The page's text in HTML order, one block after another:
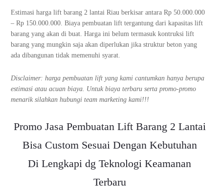
Estimasi harga lift barang 2 lantai Riau berkisar antara Rp 50.000.000
– Rp 150.000.000. Biaya pembuatan lift tergantung dari kapasitas lift
barang yang akan di buat. Harga ini belum termasuk kontruksi lift
barang yang mungkin saja akan diperlukan jika struktur beton yang
ada dibangunan tidak memenuhi syarat.
Disclaimer: harga pembuatan lift yang kami cantumkan hanya berupa
estimasi atau acuan biaya. Untuk biaya terbaru serta promo-promo
menarik silahkan hubungi team marketing kami!!!
Promo Jasa Pembuatan Lift Barang 2 Lantai
Bisa Custom Sesuai Dengan Kebutuhan
Di Lengkapi dg Teknologi Keamanan
Terbaru